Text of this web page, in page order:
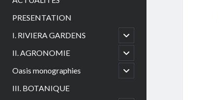
PRESENTATION
I. RIVIERA GARDENS
open
child
menu
II. AGRONOMIE
open
child
menu
Oasis monographies
open
child
III. BOTANIQUE